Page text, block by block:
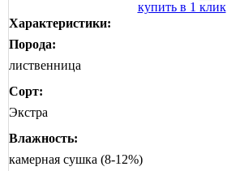
купить в 1 клик
Характеристики:
Порода:
лиственница
Сорт:
Экстра
Влажность:
камерная сушка (8-12%)